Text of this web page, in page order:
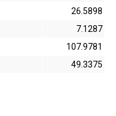
26.5898
7.1287
107.9781
49.3375